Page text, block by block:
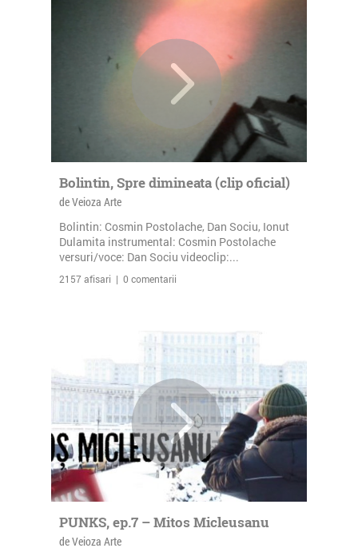
Bolintin, Spre dimineata (clip oficial)
de Veioza Arte
Bolintin: Cosmin Postolache, Dan Sociu, Ionut
Dulamita instrumental: Cosmin Postolache
versuri/voce: Dan Sociu videoclip:...
2157 afisari | 0 comentarii
PUNKS, ep.7 – Mitos Micleusanu
de Veioza Arte